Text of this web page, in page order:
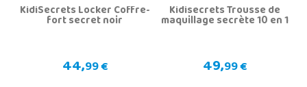
KidiSecrets Locker Coffre-
fort secret noir
44,99 €
Kidisecrets Trousse de
maquillage secrète 10 en 1
49,99 €